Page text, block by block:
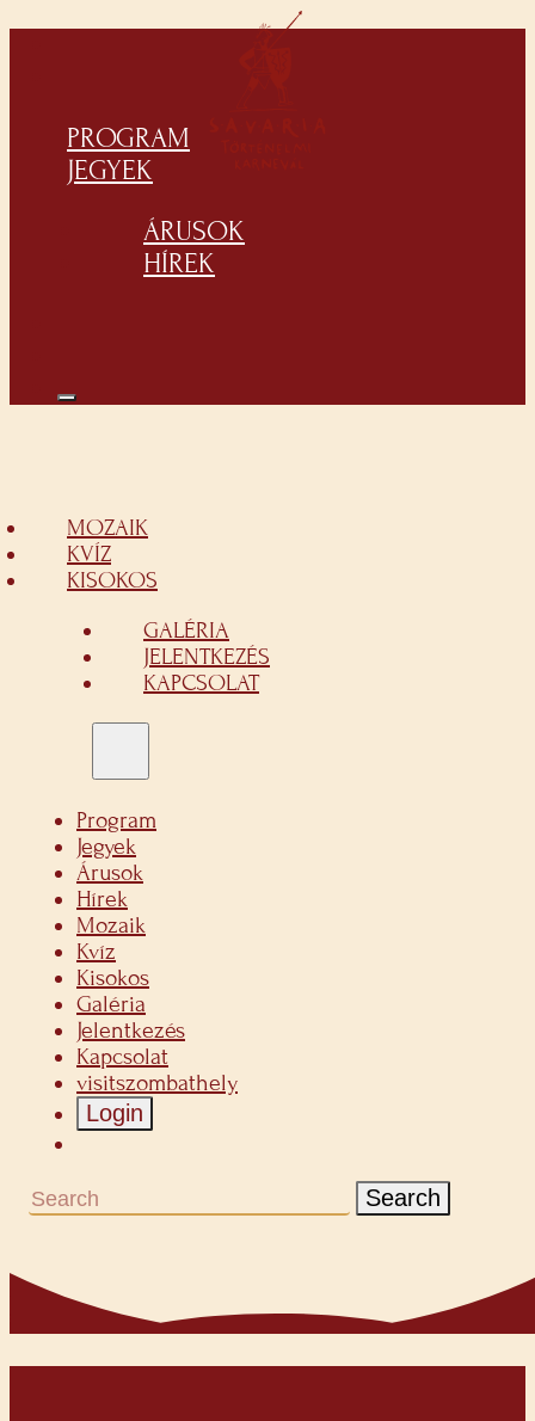
PROGRAM
JEGYEK
ÁRUSOK
HÍREK
MOZAIK
KVÍZ
KISOKOS
GALÉRIA
JELENTKEZÉS
KAPCSOLAT
Program
Jegyek
Árusok
Hírek
Mozaik
Kvíz
Kisokos
Galéria
Jelentkezés
Kapcsolat
visitszombathely
Login
Search